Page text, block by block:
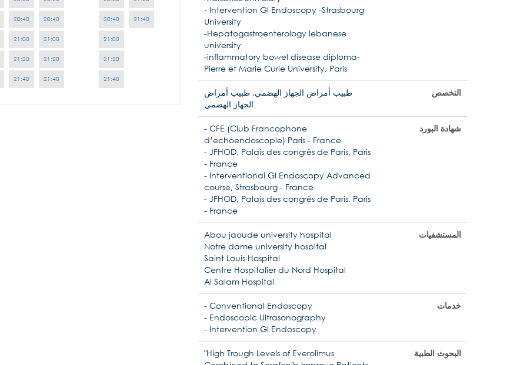
- Intervention GI Endoscopy -Strasbourg
University
-Hepatogastroenterology lebanese
university
-inflammatory bowel disease diploma-
Pierre et Marie Curie University, Paris
التخصص
طبيب أمراض الجهاز الهضمي, طبيب أمراض
الجهاز الهضمي
شهادة البورد
- CFE (Club Francophone
d’echoendoscopie) Paris - France
- JFHOD, Palais des congrès de Paris, Paris
- France
- Interventional GI Endoscopy Advanced
course, Strasbourg - France
- JFHOD, Palais des congrès de Paris, Paris
- France
المستشفيات
Abou jaoude university hospital
Notre dame university hospital
Saint Louis Hospital
Centre Hospitalier du Nord Hospital
Al Salam Hospital
خدمات
- Conventional Endoscopy
- Endoscopic Ultrasonography
- Intervention GI Endoscopy
البحوث الطبية
"High Trough Levels of Everolimus
21:40
20:40
21:00
21:20
21:40
20:40
21:00
21:20
21:40
20:40
21:00
21:20
21:40